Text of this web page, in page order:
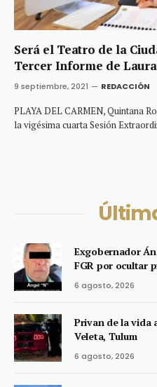
Será el Teatro de la
Tercer Informe de
9 septiembre, 2021 REDACCIÓN
PLAYA DEL CARMEN, Quintana
la vigésima cuarta Sesión
Exgobernador
FGR por ocultar
6 agosto, 2026
Privan de la vida
Veleta, Tulum
6 agosto, 2026